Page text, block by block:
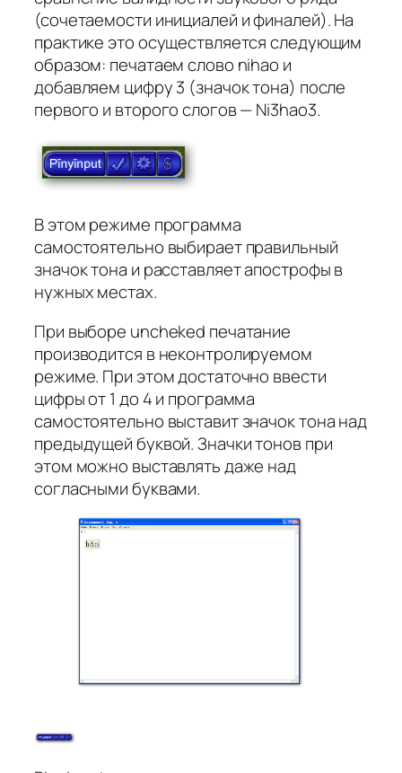
(сочетаемости инициалей и финалей). На
практике это осуществляется следующим
образом: печатаем слово nihao и
добавляем цифру 3 (значок тона) после
первого и второго слогов — Ni3hao3.
В этом режиме программа
самостоятельно выбирает правильный
значок тона и расставляет апострофы в
нужных местах.
При выборе uncheked печатание
производится в неконтролируемом
режиме. При этом достаточно ввести
цифры от 1 до 4 и программа
самостоятельно выставит значок тона над
предыдущей буквой. Значки тонов при
этом можно выставлять даже над
согласными буквами.